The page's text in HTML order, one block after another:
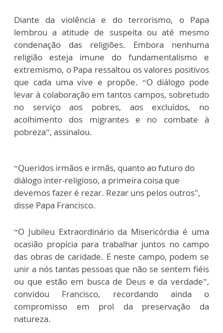
Diante da violência e do terrorismo, o Papa
lembrou a atitude de suspeita ou até mesmo
condenação das religiões. Embora nenhuma
religião esteja imune do fundamentalismo e
extremismo, o Papa ressaltou os valores positivos
que cada uma vive e propõe. “O diálogo pode
levar à colaboração em tantos campos, sobretudo
no serviço aos pobres, aos excluídos, no
acolhimento dos migrantes e no combate à
pobreza”, assinalou.
“Queridos irmãos e irmãs, quanto ao futuro do
diálogo inter-religioso, a primeira coisa que
devemos fazer é rezar. Rezar uns pelos outros",
disse Papa Francisco.
“O Jubileu Extraordinário da Misericórdia é uma
ocasião propícia para trabalhar juntos no campo
das obras de caridade. E neste campo, podem se
unir a nós tantas pessoas que não se sentem fiéis
ou que estão em busca de Deus e da verdade”,
convidou Francisco, recordando ainda o
compromisso em prol da preservação da
natureza.